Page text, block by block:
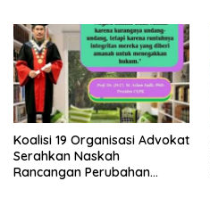
Bersama Kota Dumai
Koalisi 19 Organisasi Advokat
Serahkan Naskah
Rancangan Perubahan